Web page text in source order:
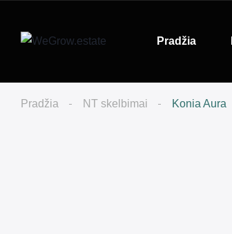
Pradžia
Pradžia NT skelbimai Konia Aura